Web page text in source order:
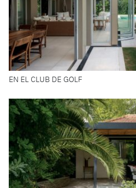
EN EL CLUB DE GOLF